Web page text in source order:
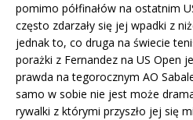
pomimo półfinałów na ostatnim
często zdarzały się jej wpadki z
jednak to, co druga na świecie
porażki z Fernandez na US Open
prawda na tegorocznym AO
samo w sobie nie jest może
rywalki z którymi przyszło jej się